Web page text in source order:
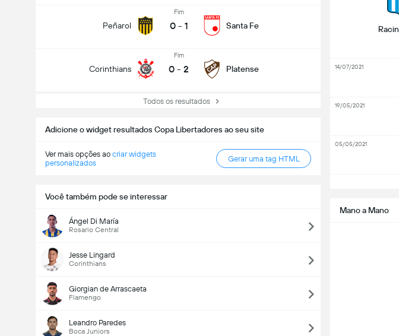
Peñarol
Fim
0 - 1 Santa Fe
Corinthians
Fim
0 - 2 Platense
Todos os resultados
Adicione o widget resultados Copa Libertadores ao seu site
Ver mais opções ao criar widgets
personalizados
Gerar uma tag HTML
Você também pode se interessar
Ángel Di María
Rosario Central
Jesse Lingard
Corinthians
Giorgian de Arrascaeta
Flamengo
Leandro Paredes
Boca Juniors
Mano a Mano
14/07/2021
19/05/2021
05/05/2021